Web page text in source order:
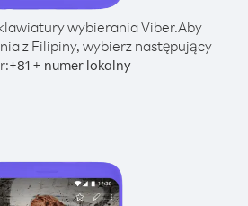
wybierania Viber.Aby
z Filipiny, wybierz następujący
+81+ numer lokalny